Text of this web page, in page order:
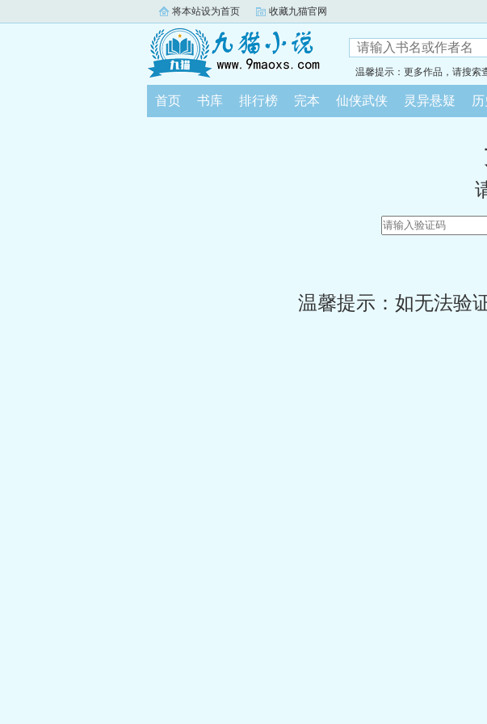
将本站设为首页 收藏九猫官网
温馨提示：更多作品，请搜索
首页 书库 排行榜 完本 仙侠武侠 灵异悬疑
温馨提示：如无法验